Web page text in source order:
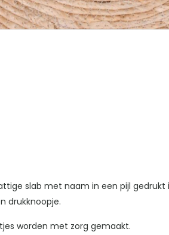
slab met naam in een pijl gedrukt
drukknoopje.
worden met zorg gemaakt.